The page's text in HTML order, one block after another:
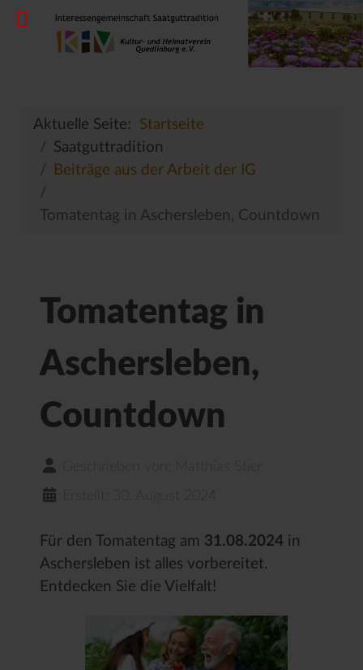
Aktuelle Seite: Startseite
Saatguttradition
Beiträge aus der Arbeit der IG
Tomatentag in Aschersleben, Countdown
Tomatentag in
Aschersleben,
Countdown
Geschrieben von:
Erstellt: 30. August 2024
Für den Tomatentag am 31.08.2024 in
Aschersleben ist alles vorbereitet.
Entdecken Sie die Vielfalt!